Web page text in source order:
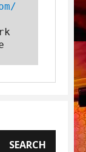
SEARCH